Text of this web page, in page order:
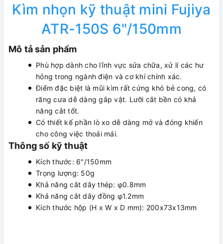
Kìm nhọn kỹ thuật mini Fujiya
ATR-150S 6"/150mm
Mô tả sản phẩm
Phù hợp dành cho lĩnh vực sửa chữa, xử lí các hư
hỏng trong ngành điện và cơ khí chính xác.
Điểm đặc biệt là mũi kìm rất cứng khó bẻ cong, có
răng cưa dễ dàng gắp vật. Lưỡi cắt bền có khả
năng cắt tốt.
Có thiết kế phần lò xo dễ dàng mở và đóng khiến
cho công việc thoải mái.
Thông số kỹ thuật
Kích thước: 6"/150mm
Trọng lượng: 50g
Khả năng cắt dây thép: φ0.8mm
Khả năng cắt dây đồng φ1.2mm
Kích thước hộp (H x W x D mm): 200x73x13mm